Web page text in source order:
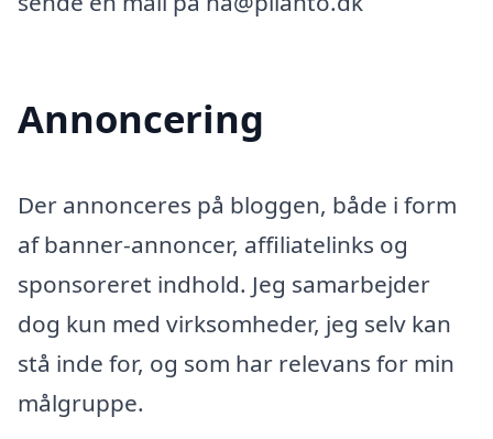
Annoncering
Der annonceres på bloggen, både i form
af banner-annoncer, affiliatelinks og
sponsoreret indhold. Jeg samarbejder
dog kun med virksomheder, jeg selv kan
stå inde for, og som har relevans for min
målgruppe.